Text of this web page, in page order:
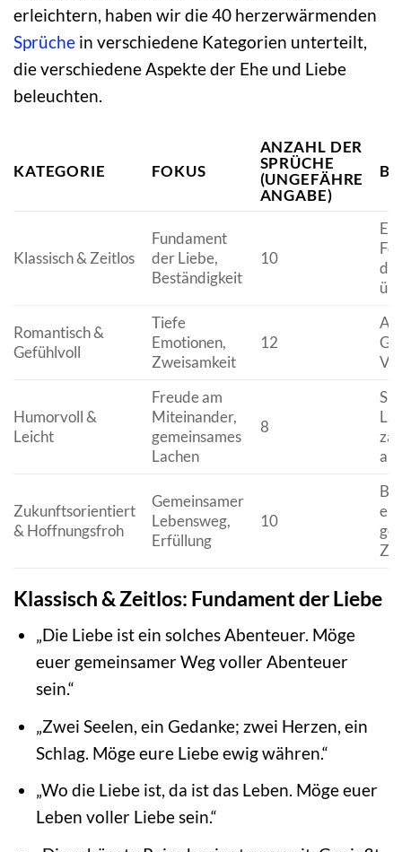
erleichtern, haben wir die 40 herzerwärmenden
Sprüche in verschiedene Kategorien unterteilt,
die verschiedene Aspekte der Ehe und Liebe
beleuchten.
KATEGORIE FOKUS
ANZAHL DER
SPRÜCHE
(UNGEFÄHRE
ANGABE)
Klassisch & Zeitlos
Fundament
der Liebe,
Beständigkeit
10
Romantisch &
Gefühlvoll
Tiefe
Emotionen,
Zweisamkeit
12
Humorvoll &
Leicht
Freude am
Miteinander,
gemeinsames
Lachen
8
Zukunftsorientiert
& Hoffnungsfroh
Gemeinsamer
Lebensweg,
Erfüllung
10
Klassisch & Zeitlos: Fundament der Liebe
„Die Liebe ist ein solches Abenteuer. Möge
euer gemeinsamer Weg voller Abenteuer
sein.“
„Zwei Seelen, ein Gedanke; zwei Herzen, ein
Schlag. Möge eure Liebe ewig währen.“
„Wo die Liebe ist, da ist das Leben. Möge euer
Leben voller Liebe sein.“